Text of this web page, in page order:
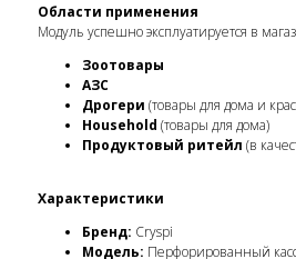
Области применения
Модуль успешно эксплуатируется в
Зоотовары
АЗС
Дрогери (товары для дома и
Household (товары для дома)
Продуктовый ритейл (в
Характеристики
Бренд: Cryspi
Модель: Перфорированный